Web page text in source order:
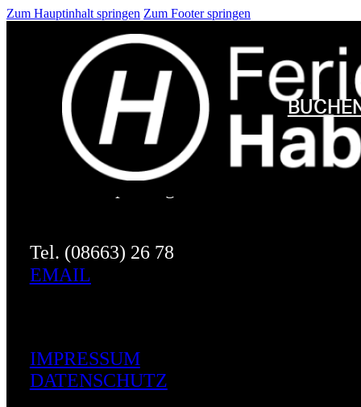
Zum Hauptinhalt springen Zum Footer springen
Ferienwohnungen Haberlander
F****
Brandstätterstr. 6
83324 Ruhpolding
Tel. (08663) 26 78
EMAIL
IMPRESSUM
DATENSCHUTZ